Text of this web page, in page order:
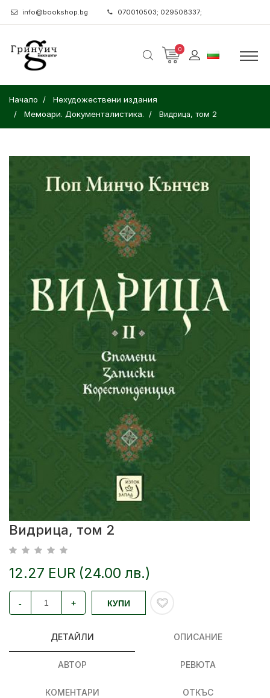
info@bookshop.bg 070010503; 029508337;
0
Начало
Нехудожествени издания
Мемоари. Документалистика.
Видрица, том 2
Видрица, том 2
12.27 EUR (24.00 лв.)
- + КУПИ
ДЕТАЙЛИ ОПИСАНИЕ
АВТОР РЕВЮТА
КОМЕНТАРИ ОТКЪС